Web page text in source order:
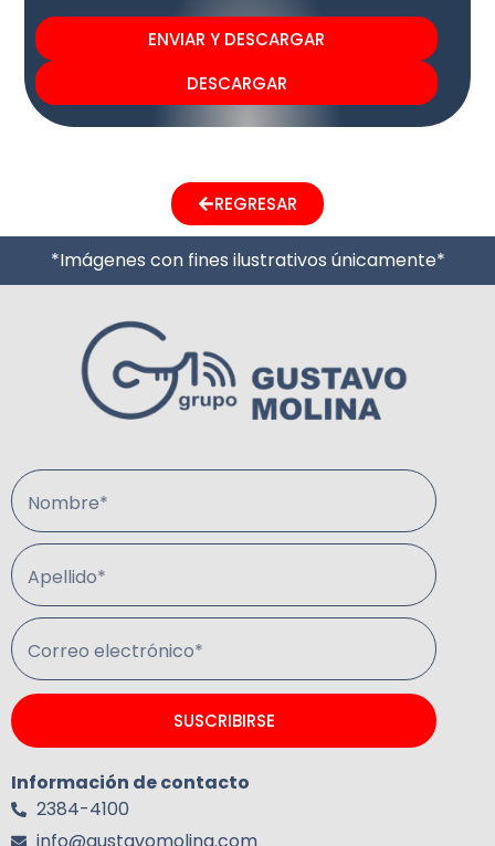
ENVIAR Y DESCARGAR
DESCARGAR
REGRESAR
*Imágenes con fines ilustrativos únicamente*
Nombre*
Apellido*
Correo electrónico*
SUSCRIBIRSE
Información de contacto
2384-4100